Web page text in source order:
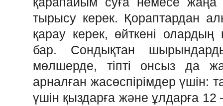
тырысу керек. Қораптардан
қарау керек, өйткені олардың
бар. Сондықтан
мөлшерде, тіпті онсыз да
арналған жасөспірімдер үшін:
үшін қыздарға және ұлдарға